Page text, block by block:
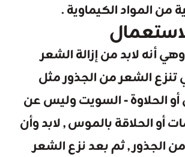
من المواد الكيماوية .
أنه لابد من إزالة الشعر
تنزع الشعر من الجذور مثل
الحلاوة - السويت وليس عن
أو الحلاقة بالموس , لابد وأن
الجذور , ثم بعد نزع الشعر